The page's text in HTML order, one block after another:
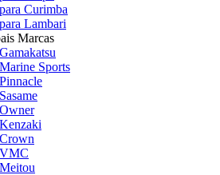
Curimba
Lambari
Marcas
Sports